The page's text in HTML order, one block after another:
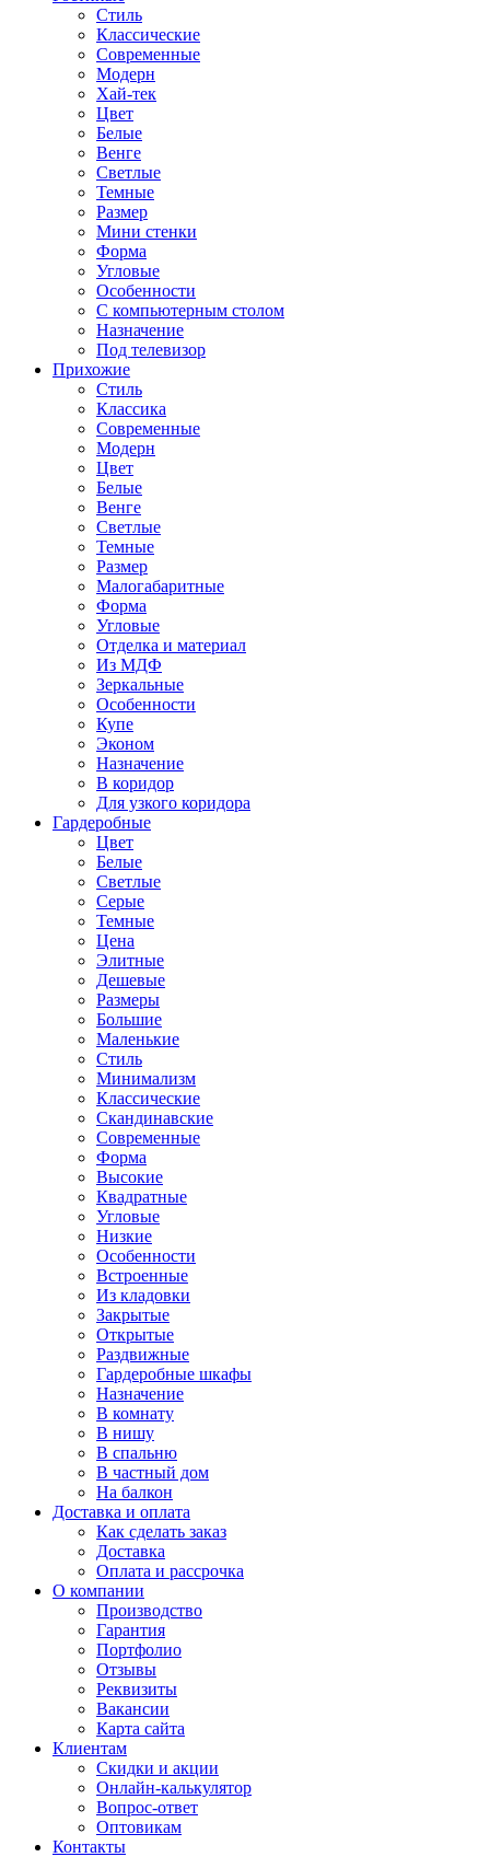
Стиль
Классические
Современные
Модерн
Хай-тек
Цвет
Белые
Венге
Светлые
Темные
Размер
Мини стенки
Форма
Угловые
Особенности
С компьютерным столом
Назначение
Под телевизор
Прихожие
Стиль
Классика
Современные
Модерн
Цвет
Белые
Венге
Светлые
Темные
Размер
Малогабаритные
Форма
Угловые
Отделка и материал
Из МДФ
Зеркальные
Особенности
Купе
Эконом
Назначение
В коридор
Для узкого коридора
Гардеробные
Цвет
Белые
Светлые
Серые
Темные
Цена
Элитные
Дешевые
Размеры
Большие
Маленькие
Стиль
Минимализм
Классические
Скандинавские
Современные
Форма
Высокие
Квадратные
Угловые
Низкие
Особенности
Встроенные
Из кладовки
Закрытые
Открытые
Раздвижные
Гардеробные шкафы
Назначение
В комнату
В нишу
В спальню
В частный дом
На балкон
Доставка и оплата
Как сделать заказ
Доставка
Оплата и рассрочка
О компании
Производство
Гарантия
Портфолио
Отзывы
Реквизиты
Вакансии
Карта сайта
Клиентам
Скидки и акции
Онлайн-калькулятор
Вопрос-ответ
Оптовикам
Контакты